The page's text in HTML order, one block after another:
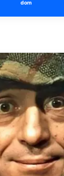
dom